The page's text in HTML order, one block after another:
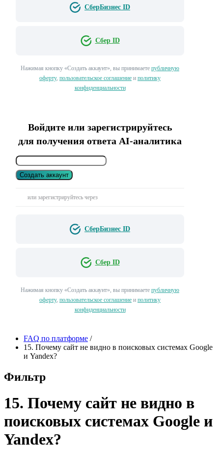
СберБизнес ID
Сбер ID
Нажимая кнопку «Создать аккаунт», вы принимаете публичную
оферту, пользовательское соглашение и политику
конфиденциальности
Войдите или зарегистрируйтесь
для получения ответа AI-аналитика
Создать аккаунт
или зарегистрируйтесь через
СберБизнес ID
Сбер ID
Нажимая кнопку «Создать аккаунт», вы принимаете публичную
оферту, пользовательское соглашение и политику
конфиденциальности
FAQ по платформе /
15. Почему сайт не видно в поисковых системах Google
и Yandex?
Фильтр
15. Почему сайт не видно в
поисковых системах Google и
Yandex?